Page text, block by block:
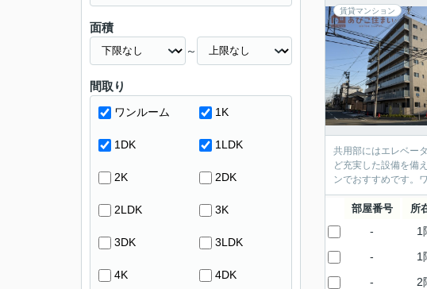
賃貸マンション
共用部にはエレベー
ど充実した設備を備
ンでおすすめです。
部屋番号 所
- 1
-
1
-
2
面積
～
間取り
ワンルーム 1K
1DK 1LDK
2K 2DK
2LDK 3K
3DK 3LDK
4K 4DK